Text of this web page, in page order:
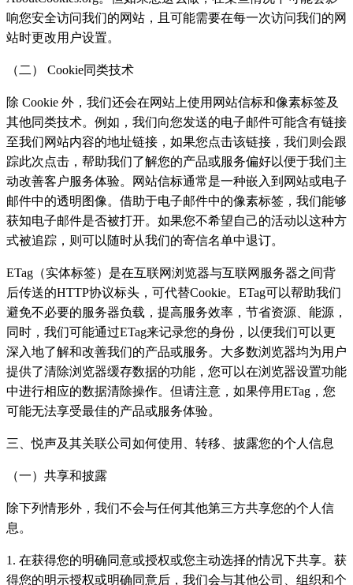
响您安全访问我们的网站，且可能需要在每一次访问我们的网
站时更改用户设置。
（二） Cookie同类技术
除 Cookie 外，我们还会在网站上使用网站信标和像素标签及
其他同类技术。例如，我们向您发送的电子邮件可能含有链接
至我们网站内容的地址链接，如果您点击该链接，我们则会跟
踪此次点击，帮助我们了解您的产品或服务偏好以便于我们主
动改善客户服务体验。网站信标通常是一种嵌入到网站或电子
邮件中的透明图像。借助于电子邮件中的像素标签，我们能够
获知电子邮件是否被打开。如果您不希望自己的活动以这种方
式被追踪，则可以随时从我们的寄信名单中退订。
ETag（实体标签）是在互联网浏览器与互联网服务器之间背
后传送的HTTP协议标头，可代替Cookie。ETag可以帮助我们
避免不必要的服务器负载，提高服务效率，节省资源、能源，
同时，我们可能通过ETag来记录您的身份，以便我们可以更
深入地了解和改善我们的产品或服务。大多数浏览器均为用户
提供了清除浏览器缓存数据的功能，您可以在浏览器设置功能
中进行相应的数据清除操作。但请注意，如果停用ETag，您
可能无法享受最佳的产品或服务体验。
三、悦声及其关联公司如何使用、转移、披露您的个人信息
（一）共享和披露
除下列情形外，我们不会与任何其他第三方共享您的个人信
息。
1. 在获得您的明确同意或授权或您主动选择的情况下共享。获
得您的明示授权或明确同意后，我们会与其他公司、组织和个